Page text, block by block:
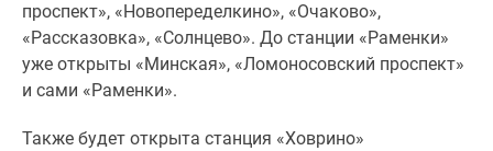
комнатные
комнатные
проспект», «Новопеределкино», «Очаково»,
«Рассказовка», «Солнцево». До станции «Раменки»
уже открыты «Минская», «Ломоносовский проспект»
и сами «Раменки».
Также будет открыта станция «Ховрино»